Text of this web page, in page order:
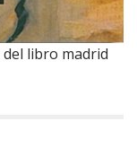
del libro madrid